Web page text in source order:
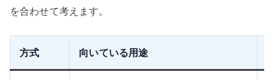
を合わせて考えます。
方式 向いている用途